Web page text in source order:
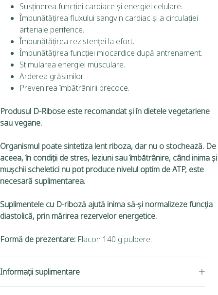
Susținerea funcției cardiace și energiei celulare.
Îmbunătățirea fluxului sangvin cardiac și a circulației
arteriale periferice.
Îmbunătăţirea rezistenţei la efort.
Îmbunătățirea funcției miocardice după antrenament.
Stimularea energiei musculare.
Arderea grăsimilor.
Prevenirea îmbătrânirii precoce.
Produsul D-Ribose este recomandat și în dietele vegetariene
sau vegane.
Organismul poate sintetiza lent riboza, dar nu o stochează. De
aceea, în condiţii de stres, leziuni sau îmbătrânire, când inima şi
muşchii scheletici nu pot produce nivelul optim de ATP, este
necesară suplimentarea.
Suplimentele cu D-riboză ajută inima să-și normalizeze funcția
diastolică, prin mărirea rezervelor energetice.
Formă de prezentare: Flacon 140 g pulbere.
Informații suplimentare